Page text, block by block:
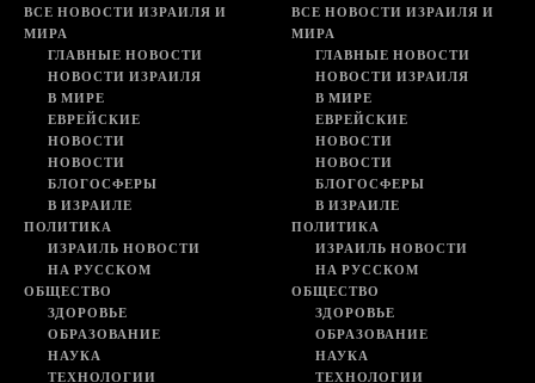
ВСЕ НОВОСТИ ИЗРАИЛЯ И
МИРА
ГЛАВНЫЕ НОВОСТИ
НОВОСТИ ИЗРАИЛЯ
В МИРЕ
ЕВРЕЙСКИЕ
НОВОСТИ
НОВОСТИ
БЛОГОСФЕРЫ
В ИЗРАИЛЕ
ПОЛИТИКА
ИЗРАИЛЬ НОВОСТИ
НА РУССКОМ
ОБЩЕСТВО
ЗДОРОВЬЕ
ОБРАЗОВАНИЕ
НАУКА
ТЕХНОЛОГИИ
ВСЕ НОВОСТИ ИЗРАИЛЯ И
МИРА
ГЛАВНЫЕ НОВОСТИ
НОВОСТИ ИЗРАИЛЯ
В МИРЕ
ЕВРЕЙСКИЕ
НОВОСТИ
НОВОСТИ
БЛОГОСФЕРЫ
В ИЗРАИЛЕ
ПОЛИТИКА
ИЗРАИЛЬ НОВОСТИ
НА РУССКОМ
ОБЩЕСТВО
ЗДОРОВЬЕ
ОБРАЗОВАНИЕ
НАУКА
ТЕХНОЛОГИИ